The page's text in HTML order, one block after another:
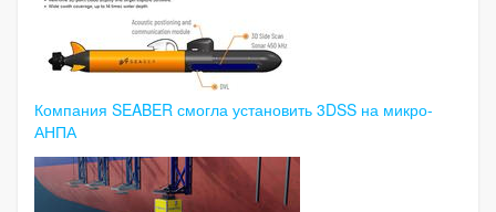
Компания SEABER смогла установить 3DSS на микро-
АНПА